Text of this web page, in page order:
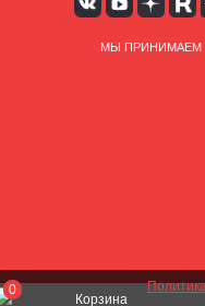
МЫ ПРИНИМАЕМ
Корзина
0